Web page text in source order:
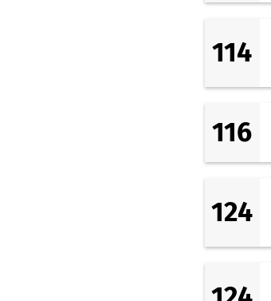
114
116
124